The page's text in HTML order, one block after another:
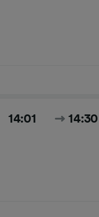
14:01 14:30